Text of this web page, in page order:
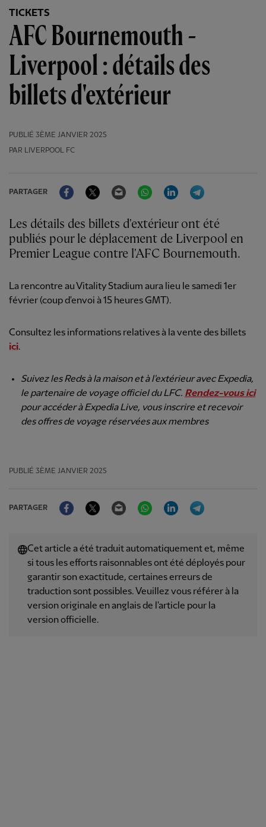
TICKETS
AFC Bournemouth -
Liverpool : détails des
billets d'extérieur
PUBLIÉ 3ÈME JANVIER 2025
PAR LIVERPOOL FC
PARTAGER
FacebookTwitter Email WhatsAppLinkedIn
Les détails des billets d'extérieur ont été
publiés pour le déplacement de Liverpool en
Premier League contre l'AFC Bournemouth.
La rencontre au Vitality Stadium aura lieu le samedi 1er
février (coup d'envoi à 15 heures GMT).
Consultez les informations relatives à la vente des billets
ici.
Suivez les Reds à la maison et à l'extérieur avec Expedia,
le partenaire de voyage officiel du LFC. Rendez-vous ici
pour accéder à Expedia Live, vous inscrire et recevoir
des offres de voyage réservées aux membres
PUBLIÉ 3ÈME JANVIER 2025
PARTAGER
FacebookTwitter Email WhatsAppLinkedIn
Cet article a été traduit automatiquement et, même
si tous les efforts raisonnables ont été déployés pour
garantir son exactitude, certaines erreurs de
traduction sont possibles. Veuillez vous référer à la
version originale en anglais de l'article pour la
version officielle.